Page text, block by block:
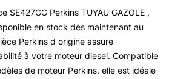
SE427GG Perkins TUYAU GAZOLE ,
en stock dès maintenant au
Perkins d origine assure
à votre moteur diesel. Compatible
de moteur Perkins, elle est idéale